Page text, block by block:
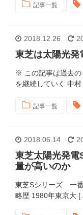
記事一覧
2018.12.26
東芝は太陽光発
※ この記事は過去の
を継続していく 中
記事一覧
2018.06.14
東芝太陽光発電
量が高いのか
東芝Sシリーズ 一
略歴 1980年東京大